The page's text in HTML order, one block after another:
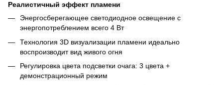
Реалистичный эффект пламени
Энергосберегающее светодиодное освещение с
энергопотреблением всего 4 Вт
Технология 3D визуализации пламени идеально
воспроизводит вид живого огня
Регулировка цвета подсветки очага: 3 цвета +
демонстрационный режим